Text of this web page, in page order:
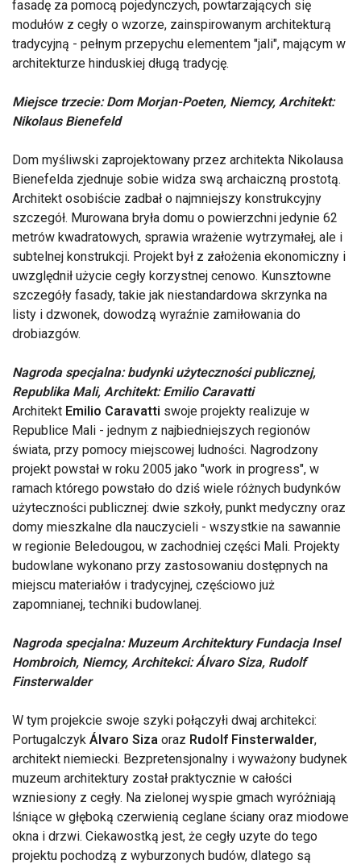
fasadę za pomocą pojedynczych, powtarzających się
modułów z cegły o wzorze, zainspirowanym architekturą
tradycyjną - pełnym przepychu elementem "jali", mającym w
architekturze hinduskiej długą tradycję.
Miejsce trzecie: Dom Morjan-Poeten, Niemcy, Architekt:
Nikolaus Bienefeld
Dom myśliwski zaprojektowany przez architekta Nikolausa
Bienefelda zjednuje sobie widza swą archaiczną prostotą.
Architekt osobiście zadbał o najmniejszy konstrukcyjny
szczegół. Murowana bryła domu o powierzchni jedynie 62
metrów kwadratowych, sprawia wrażenie wytrzymałej, ale i
subtelnej konstrukcji. Projekt był z założenia ekonomiczny i
uwzględnił użycie cegły korzystnej cenowo. Kunsztowne
szczegóły fasady, takie jak niestandardowa skrzynka na
listy i dzwonek, dowodzą wyraźnie zamiłowania do
drobiazgów.
Nagroda specjalna: budynki użyteczności publicznej,
Republika Mali, Architekt: Emilio Caravatti
Architekt Emilio Caravatti swoje projekty realizuje w
Republice Mali - jednym z najbiedniejszych regionów
świata, przy pomocy miejscowej ludności. Nagrodzony
projekt powstał w roku 2005 jako "work in progress", w
ramach którego powstało do dziś wiele różnych budynków
użyteczności publicznej: dwie szkoły, punkt medyczny oraz
domy mieszkalne dla nauczycieli - wszystkie na sawannie
w regionie Beledougou, w zachodniej części Mali. Projekty
budowlane wykonano przy zastosowaniu dostępnych na
miejscu materiałów i tradycyjnej, częściowo już
zapomnianej, techniki budowlanej.
Nagroda specjalna: Muzeum Architektury Fundacja Insel
Hombroich, Niemcy, Architekci: Álvaro Siza, Rudolf
Finsterwalder
W tym projekcie swoje szyki połączyłi dwaj architekci:
Portugalczyk Álvaro Siza oraz Rudolf Finsterwalder,
architekt niemiecki. Bezpretensjonalny i wyważony budynek
muzeum architektury został praktycznie w całości
wzniesiony z cegły. Na zielonej wyspie gmach wyróżniają
lśniące w głęboką czerwienią ceglane ściany oraz miodowe
okna i drzwi. Ciekawostką jest, że cegły uzyte do tego
projektu pochodzą z wyburzonych budów, dlatego są